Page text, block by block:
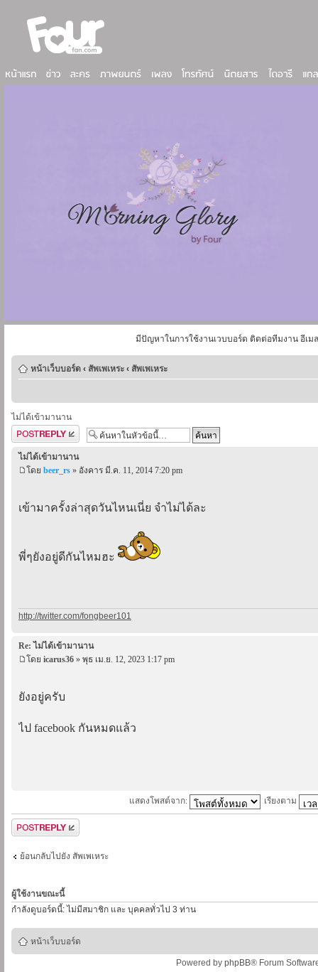
มีปัญหาในการใช้งานเวบบอร์ด ติดต่อทีมงาน อีเม
หน้าเว็บบอร์ด ‹ สัพเพเหระ ‹ สัพเพเหระ
ไม่ได้เข้ามานาน
ตอบกระทู้
ไม่ได้เข้ามานาน
โดย beer_rs » อังคาร มี.ค. 11, 2014 7:20 pm
เข้ามาครั้งล่าสุดวันไหนเนี่ย จำไม่ได้ละ
พี่ๆยังอยู่ดีกันไหมฮะ
http://twitter.com/fongbeer101
Re: ไม่ได้เข้ามานาน
โดย icarus36 » พุธ เม.ย. 12, 2023 1:17 pm
ยังอยู่ครับ
ไป facebook กันหมดแล้ว
แสดงโพสต์จาก: เรียงตาม
ตอบกระทู้
ย้อนกลับไปยัง สัพเพเหระ
ผู้ใช้งานขณะนี้
กำลังดูบอร์ดนี้: ไม่มีสมาชิก และ บุคคลทั่วไป 3 ท่าน
หน้าเว็บบอร์ด
Powered by phpBB® Forum